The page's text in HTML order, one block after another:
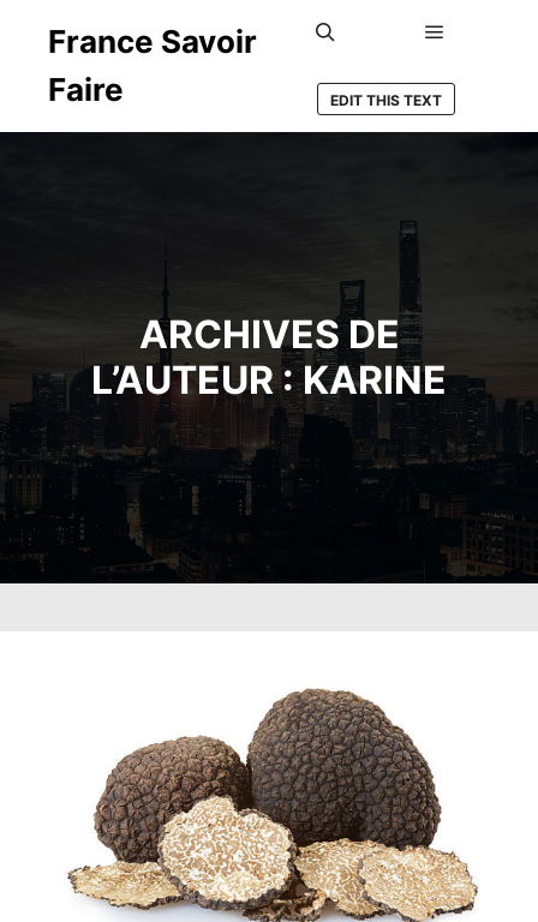
France Savoir
Faire
EDIT THIS TEXT
ARCHIVES DE
L’AUTEUR :KARINE